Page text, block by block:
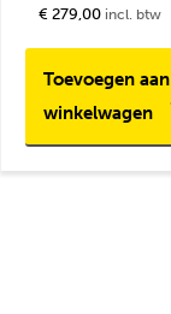
€ 279,00 incl. btw
Toevoegen aan
winkelwagen